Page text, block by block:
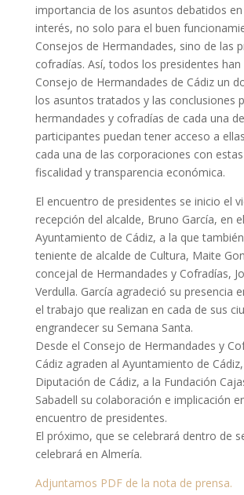
importancia de los asuntos debatidos en
interés, no solo para el buen
Consejos de Hermandades, sino de las
cofradías. Así, todos los presidentes
Consejo de Hermandades de Cádiz un
los asuntos tratados y las conclusiones
hermandades y cofradías de cada una
participantes puedan tener acceso a
cada una de las corporaciones con
fiscalidad y transparencia económica.
El encuentro de presidentes se inicio el
recepción del alcalde, Bruno García, en el
Ayuntamiento de Cádiz, a la que
teniente de alcalde de Cultura, Maite
concejal de Hermandades y Cofradías,
Verdulla. García agradeció su presencia
el trabajo que realizan en cada de sus
engrandecer su Semana Santa.
Desde el Consejo de Hermandades y
Cádiz agraden al Ayuntamiento de
Diputación de Cádiz, a la Fundación
Sabadell su colaboración e implicación
encuentro de presidentes.
El próximo, que se celebrará dentro de
celebrará en Almería.
Adjuntamos PDF de la nota de prensa.